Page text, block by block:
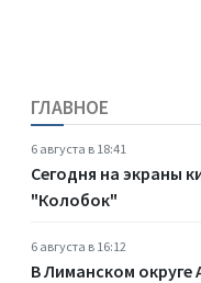
ГЛАВНОЕ
6 августа в 18:41
Сегодня на экраны
"Колобок"
6 августа в 16:12
В Лиманском